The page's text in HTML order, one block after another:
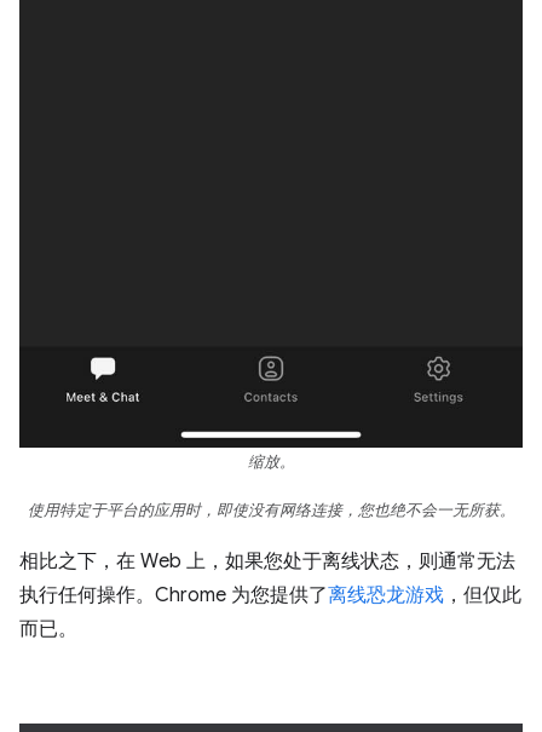
缩放。
使用特定于平台的应用时，即使没有网络连接，您也绝不会一无所获。
相比之下，在 Web 上，如果您处于离线状态，则通常无法
执行任何操作。Chrome 为您提供了离线恐龙游戏 ，但仅此
而已。